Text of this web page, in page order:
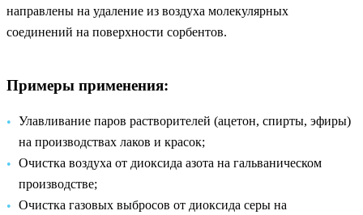
направлены на удаление из воздуха молекулярных
соединений на поверхности сорбентов.
Примеры применения:
Улавливание паров растворителей (ацетон, спирты, эфиры)
на производствах лаков и красок;
Очистка воздуха от диоксида азота на гальваническом
производстве;
Очистка газовых выбросов от диоксида серы на